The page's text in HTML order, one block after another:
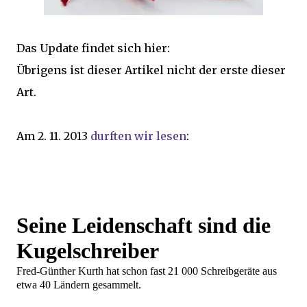
Das Update findet sich hier:
Übrigens ist dieser Artikel nicht der erste dieser
Art.
Am 2. 11. 2013 durften wir lesen:
Seine Leidenschaft sind die
Kugelschreiber
Fred-Günther Kurth hat schon fast 21 000 Schreibgeräte aus
etwa 40 Ländern gesammelt.